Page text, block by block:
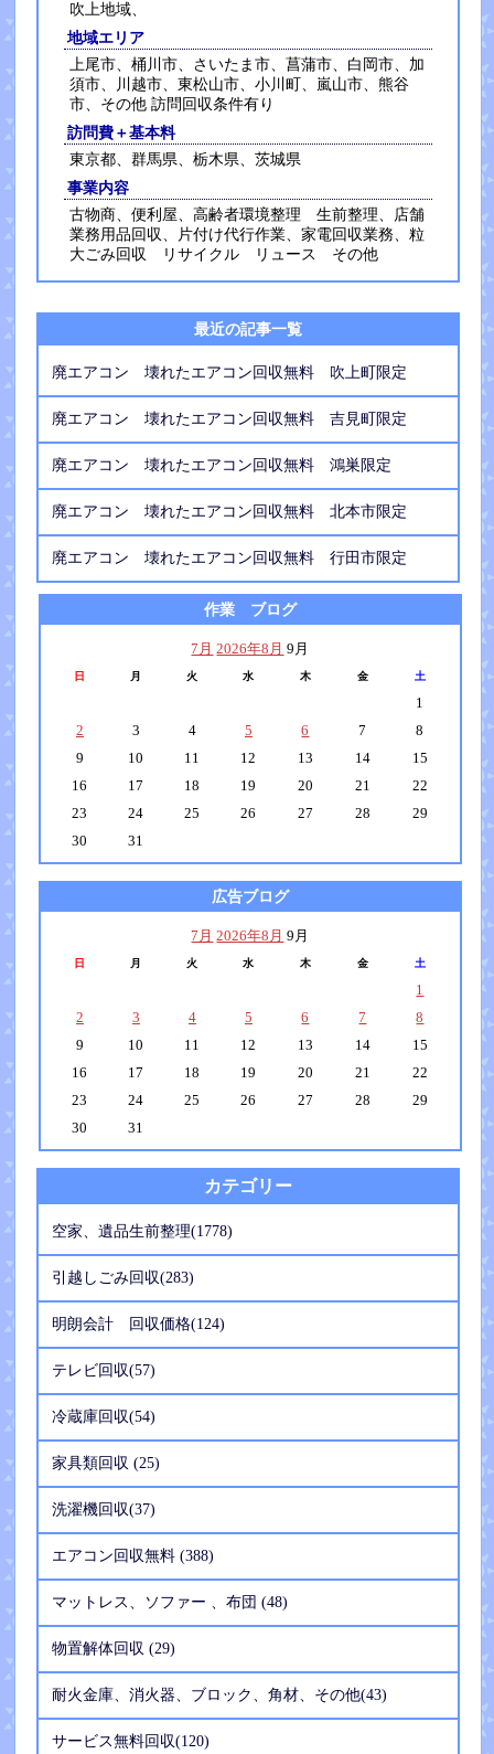
吹上地域、
地域エリア
上尾市、桶川市、さいたま市、菖蒲市、白岡市、加
須市、川越市、東松山市、小川町、嵐山市、熊谷
市、その他 訪問回収条件有り
訪問費＋基本料
東京都、群馬県、栃木県、茨城県
事業内容
古物商、便利屋、高齢者環境整理 生前整理、店舗
業務用品回収、片付け代行作業、家電回収業務、粒
大ごみ回収 リサイクル リュース その他
最近の記事一覧
廃エアコン 壊れたエアコン回収無料 吹上町限定
廃エアコン 壊れたエアコン回収無料 吉見町限定
廃エアコン 壊れたエアコン回収無料 鴻巣限定
廃エアコン 壊れたエアコン回収無料 北本市限定
廃エアコン 壊れたエアコン回収無料 行田市限定
作業 ブログ
7月 2026年8月 9月
日 月 火 水 木 金 土
1
2
3 4 5 6 7
8
9
10 11 12 13 14
15
16
17 18 19 20 21
22
23
24 25 26 27 28
29
30
31
広告ブログ
7月 2026年8月 9月
日 月 火 水 木 金 土
1
2
3 4 5 6 7
8
9
10 11 12 13 14
15
16
17 18 19 20 21
22
23
24 25 26 27 28
29
30
31
カテゴリー
空家、遺品生前整理(1778)
引越しごみ回収(283)
明朗会計 回収価格(124)
テレビ回収(57)
冷蔵庫回収(54)
家具類回収 (25)
洗濯機回収(37)
エアコン回収無料 (388)
マットレス、ソファー 、布団 (48)
物置解体回収 (29)
耐火金庫、消火器、ブロック、角材、その他(43)
サービス無料回収(120)